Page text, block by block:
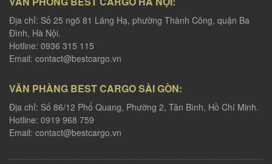
Địa chỉ: Số 25 ngõ 81 Láng Hạ, phường Thành Công, quận Ba
Đình, Hà Nội.
Hotline: 0936 315 115
Email: contact@bestcargo.vn
VĂN PHÀNG BEST CARGO SÀI GÒN:
Địa chỉ: Số 86/12 Phổ Quang, Phường 2, Tân Bình, Hồ Chí Minh.
Hotline: 0919 968 759
Email: contact@bestcargo.vn